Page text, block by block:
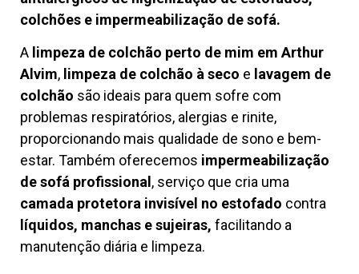
colchões e impermeabilização de sofá.
A limpeza de colchão perto de mim em Arthur
Alvim, limpeza de colchão à seco e lavagem de
colchão são ideais para quem sofre com
problemas respiratórios, alergias e rinite,
proporcionando mais qualidade de sono e bem-
estar. Também oferecemos impermeabilização
de sofá profissional , serviço que cria uma
camada protetora invisível no estofado contra
líquidos, manchas e sujeiras, facilitando a
manutenção diária e limpeza.